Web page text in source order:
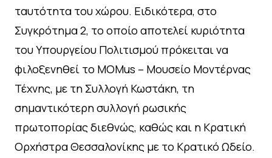
ταυτότητα του χώρου. Ειδικότερα, στο
Συγκρότημα 2, το οποίο αποτελεί κυριότητα
του Υπουργείου Πολιτισμού πρόκειται να
φιλοξενηθεί το MOMus – Μουσείο Μοντέρνας
Τέχνης, με τη Συλλογή Κωστάκη, τη
σημαντικότερη συλλογή ρωσικής
πρωτοπορίας διεθνώς, καθώς και η Κρατική
Ορχήστρα Θεσσαλονίκης με το Κρατικό Ωδείο.